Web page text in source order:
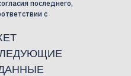
последнего,
с